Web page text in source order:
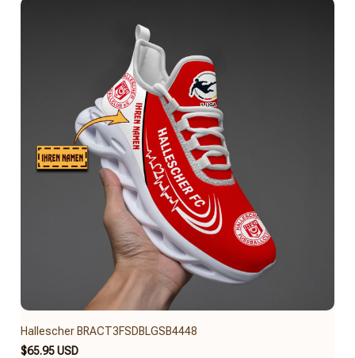
Hallescher BRACT3FSDBLGSB4448
$65.95 USD